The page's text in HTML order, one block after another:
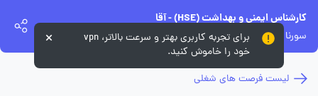
کارشناس ایمنی و بهداشت (HSE) - آقا
سورنا سیلندر کبیر
لیست فرصت های شغلی
برای تجربه کاربری بهتر و سرعت بالاتر، vpn
خود را خاموش کنید.